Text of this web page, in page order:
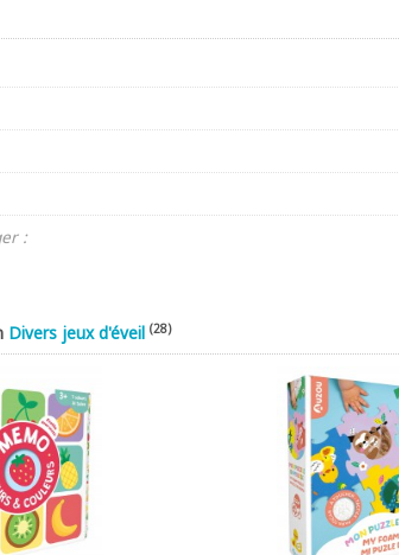
:
Divers jeux d'éveil (28)